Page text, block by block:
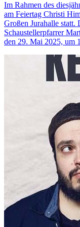
Im Rahmen des
am Feiertag Christi
Großen Jurahalle statt.
Schaustellerpfarrer
den 29. Mai 2025, um